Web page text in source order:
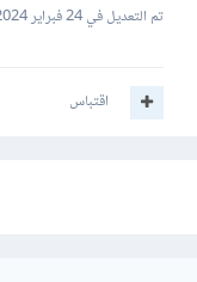
تم التعديل في24 فبراير 2024
اقتباس